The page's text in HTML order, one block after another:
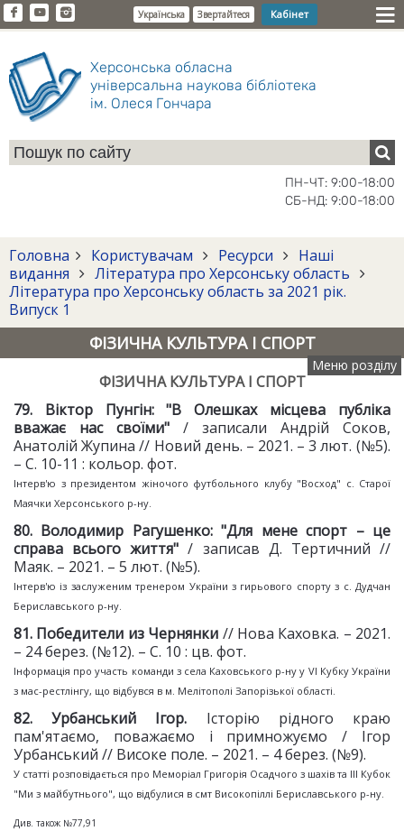
Українська Звертайтеся Кабінет
Херсонська обласна
універсальна наукова бібліотека
ім. Олеся Гончара
ПН-ЧТ: 9:00-18:00
СБ-НД: 9:00-18:00
Головна Користувачам Ресурси
Наші
видання
Література про Херсонську область
Література про Херсонську область за 2021 рік.
Випуск 1
ФІЗИЧНА КУЛЬТУРА І СПОРТ
Меню розділу
ФІЗИЧНА КУЛЬТУРА І СПОРТ
79. Віктор Пунгін: "В
Олешках місцева публіка
вважає нас своїми" / записали Андрій Соков,
Анатолій Жупина // Новий день. – 2021. – 3 лют. (№5).
– С. 10-11 : кольор. фот.
Інтерв'ю з президентом жіночого футбольного клубу "Восход" с. Старої
Маячки Херсонського р-ну.
80. Володимир Рагушенко: "Для мене спорт – це
справа всього життя" / записав Д. Тертичний //
Маяк. – 2021. – 5 лют. (№5).
Інтерв'ю із заслуженим тренером України з гирьового спорту з с. Дудчан
Бериславського р-ну.
81. Победители из Чернянки // Нова Каховка. – 2021.
– 24 берез. (№12). – С. 10 : цв. фот.
Інформація про участь команди з села Каховського р-ну у VI Кубку України
з мас-рестлінгу, що відбувся в м. Мелітополі Запорізької області.
82. Урбанський Ігор. Історію рідного краю
пам'ятаємо, поважаємо і примножуємо / Ігор
Урбанський // Високе поле. – 2021. – 4 берез. (№9).
У статті розповідається про Меморіал Григорія Осадчого з шахів та III Кубок
"Ми з майбутнього", що відбулися в смт Високопіллі Бериславського р-ну.
Див. також №77,91